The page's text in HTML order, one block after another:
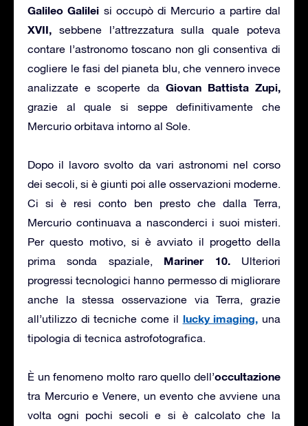
Galileo Galilei si occupò di Mercurio a partire dal
XVII, sebbene l’attrezzatura sulla quale poteva
contare l’astronomo toscano non gli consentiva di
cogliere le fasi del pianeta blu, che vennero invece
analizzate e scoperte da Giovan Battista Zupi,
grazie al quale si seppe definitivamente che
Mercurio orbitava intorno al Sole.
Dopo il lavoro svolto da vari astronomi nel corso
dei secoli, si è giunti poi alle osservazioni moderne.
Ci si è resi conto ben presto che dalla Terra,
Mercurio continuava a nasconderci i suoi misteri.
Per questo motivo, si è avviato il progetto della
prima sonda spaziale, Mariner 10.Ulteriori
progressi tecnologici hanno permesso di migliorare
anche la stessa osservazione via Terra, grazie
all’utilizzo di tecniche come il lucky imaging, una
tipologia di tecnica astrofotografica.
È un fenomeno molto raro quello dell’occultazione
tra Mercurio e Venere, un evento che avviene una
volta ogni pochi secoli e si è calcolato che la